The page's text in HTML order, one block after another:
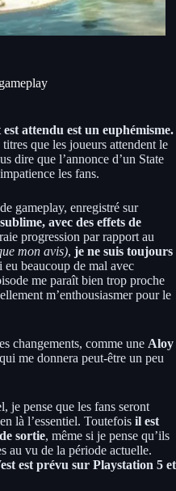
attendu est un euphémisme.
que les joueurs attendent le
dire que l’annonce d’un State
les fans.
gameplay, enregistré sur
avec des effets de
progression par rapport au
mon avis), je ne suis toujours
eu beaucoup de mal avec
me paraît bien trop proche
m’enthousiasmer pour le
changements, comme une Aloy
me donnera peut-être un peu
je pense que les fans seront
là l’essentiel. Toutefois il est
sortie, même si je pense qu’ils
au vu de la période actuelle.
est prévu sur Playstation 5 et